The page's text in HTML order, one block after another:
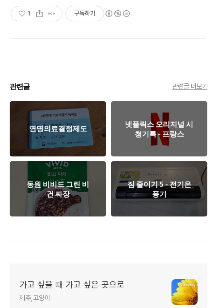
1 구독하기
관련글 관련글 더보기
연명의료결정제도
넷플릭스 오리지널 시
청기록 - 프랑스
동원 비비드 그린 비
건 짜장
짐 줄이기 5 - 전기온
풍기
가고 싶을 때 가고 싶은 곳으로
제주,고양이